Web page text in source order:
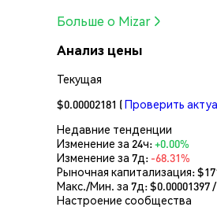
Больше о Mizar
Анализ цены
Текущая
$0.00002181 (Проверить
Недавние тенденции
Изменение за 24ч:+0.00%
Изменение за 7д: -68.31%
Рыночная капитализация:
Макс./Мин. за 7д: $0.00001397
Настроение сообщества